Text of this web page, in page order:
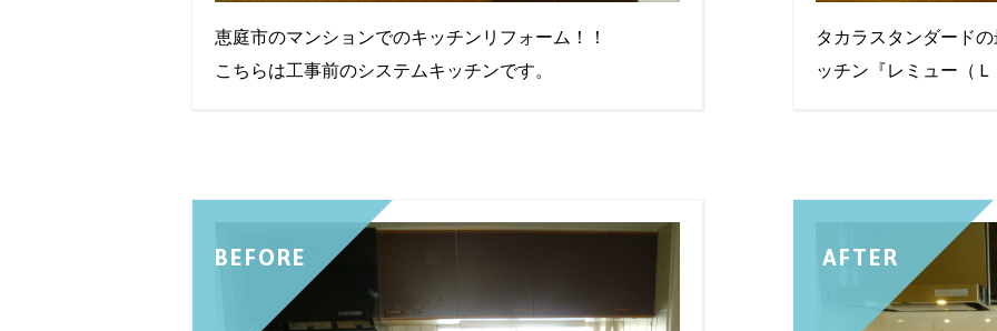
恵庭市のマンションでのキッチンリフォーム！！
こちらは工事前のシステムキッチンです。
タカラスタンダード
ッチン『レミュー（
BEFORE AFTER